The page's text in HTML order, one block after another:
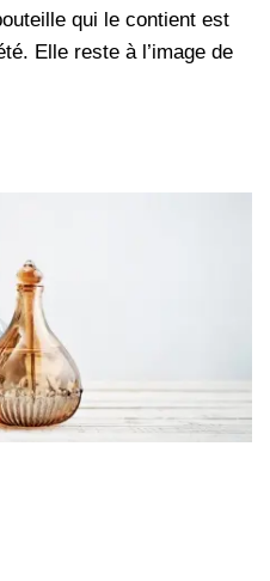
qui le contient est
Elle reste à l’image de